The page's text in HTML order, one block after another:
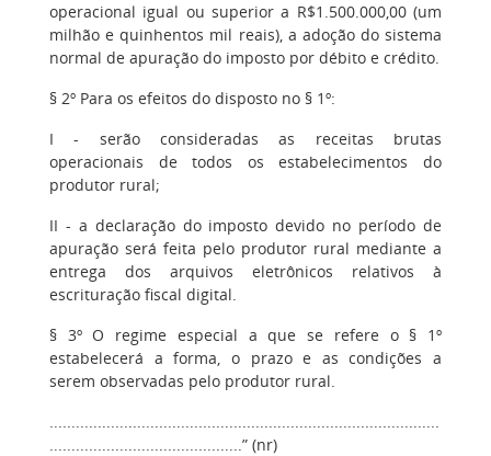
operacional igual ou superior a R$1.500.000,00 (um
milhão e quinhentos mil reais), a adoção do sistema
normal de apuração do imposto por débito e crédito.
§ 2º Para os efeitos do disposto no § 1º:
I - serão consideradas as receitas brutas
operacionais de todos os estabelecimentos do
produtor rural;
II - a declaração do imposto devido no período de
apuração será feita pelo produtor rural mediante a
entrega dos arquivos eletrônicos relativos à
escrituração fiscal digital.
§ 3º O regime especial a que se refere o § 1º
estabelecerá a forma, o prazo e as condições a
serem observadas pelo produtor rural.
.........................................................................................
............................................” (nr)